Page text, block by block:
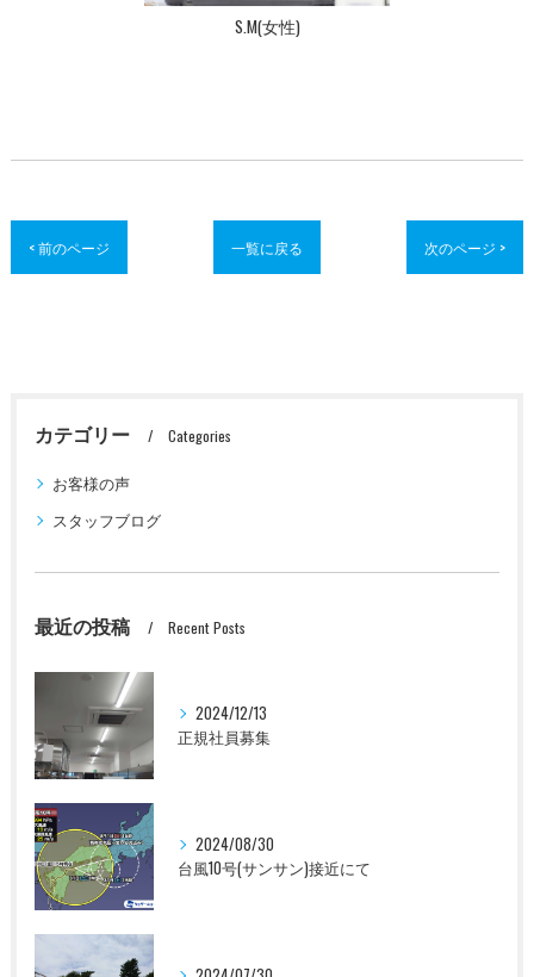
S.M(女性)
< 前のページ 一覧に戻る 次のページ >
カテゴリー Categories
お客様の声
スタッフブログ
最近の投稿 Recent Posts
2024/12/13
正規社員募集
2024/08/30
台風10号(サンサン)接近にて